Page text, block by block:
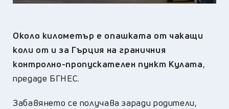
Около километър е опашката от чакащи
коли от и за Гърция на граничния
контролно-пропускателен пункт Кулата,
предаде БГНЕС.
Забавянето се получава заради родители,